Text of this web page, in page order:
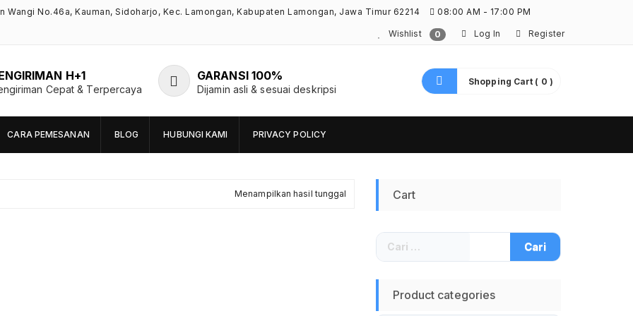
Wangi No.46a, Kauman, Sidoharjo, Kec. Lamongan, Kabupaten Lamongan, Jawa Timur 62214 08:00 AM - 17:00 PM
Wishlist 0 Log In Register
H+1
Cepat & Terpercaya
GARANSI 100%
Dijamin asli & sesuai deskripsi
Shopping Cart ( 0 )
CARA PEMESANAN BLOG HUBUNGI KAMI PRIVACY POLICY
Menampilkan hasil tunggal Cart
Cari
untuk:
Product categories